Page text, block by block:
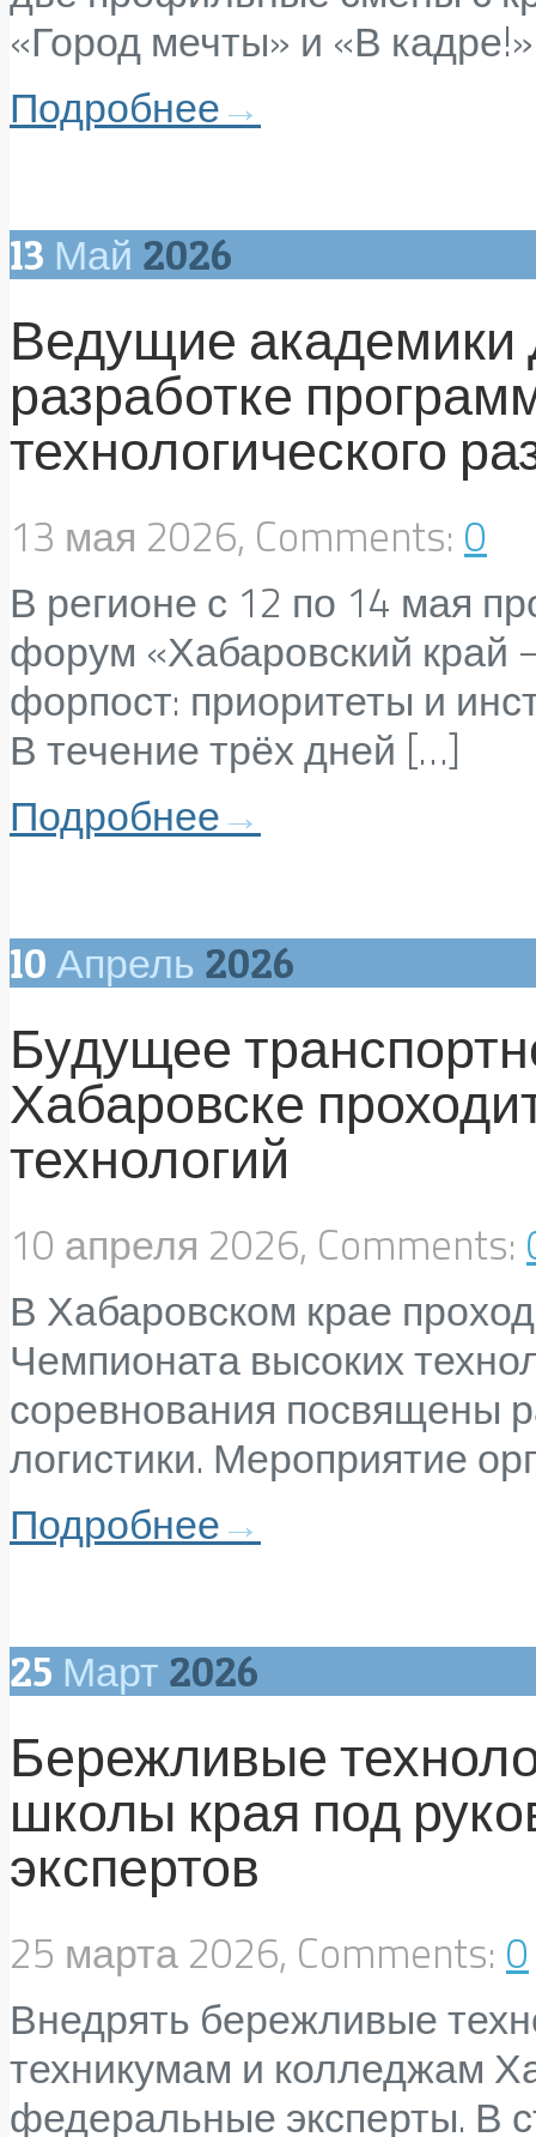
«Город мечты» и «В
Подробнее→
13 Май 2026
Ведущие
разработке
технологического
13 мая 2026, Comments: 0
В регионе с 12 по 14 мая
форум «Хабаровский край
форпост: приоритеты и
В течение трёх дней […]
Подробнее→
10 Апрель 2026
Будущее
Хабаровске
технологий
10 апреля 2026, Comments:
В Хабаровском крае
Чемпионата высоких
соревнования посвящены
логистики. Мероприятие
Подробнее→
25 Март 2026
Бережливые
школы края под
экспертов
25 марта 2026, Comments: 0
Внедрять бережливые
техникумам и колледжам
федеральные эксперты. В